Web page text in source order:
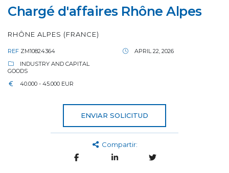
Chargé d'affaires Rhône Alpes
RHÔNE ALPES (FRANCE)
REF ZM10824364
APRIL 22, 2026
INDUSTRY AND CAPITAL
GOODS
40.000 - 45.000 EUR
ENVIAR SOLICITUD
Compartir: